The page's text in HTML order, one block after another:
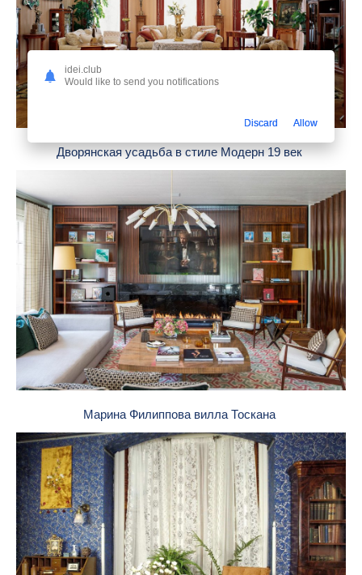
Дворянская усадьба в стиле Модерн 19 век
Марина Филиппова вилла Тоскана
idei.club
Would like to send you notifications
Discard Allow